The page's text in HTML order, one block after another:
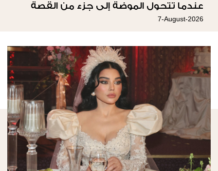
عندما تتحول الموضة إلى جزء من القصة
7-August-2026